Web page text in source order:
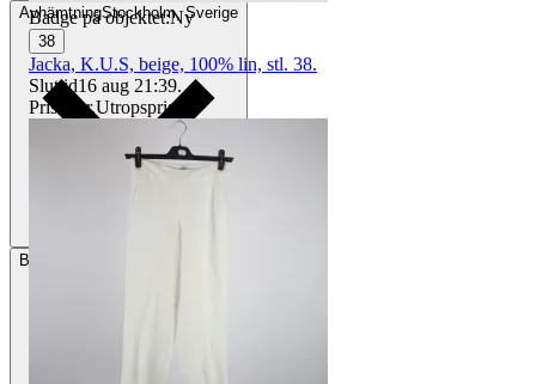
AvhämtningStockholm, Sverige
Betalning
Badge på objektet:Ny
38
Jacka, K.U.S, beige, 100% lin, stl. 38.
Sluttid16 aug 21:39.
Pris:
1 kr,Utropspris.